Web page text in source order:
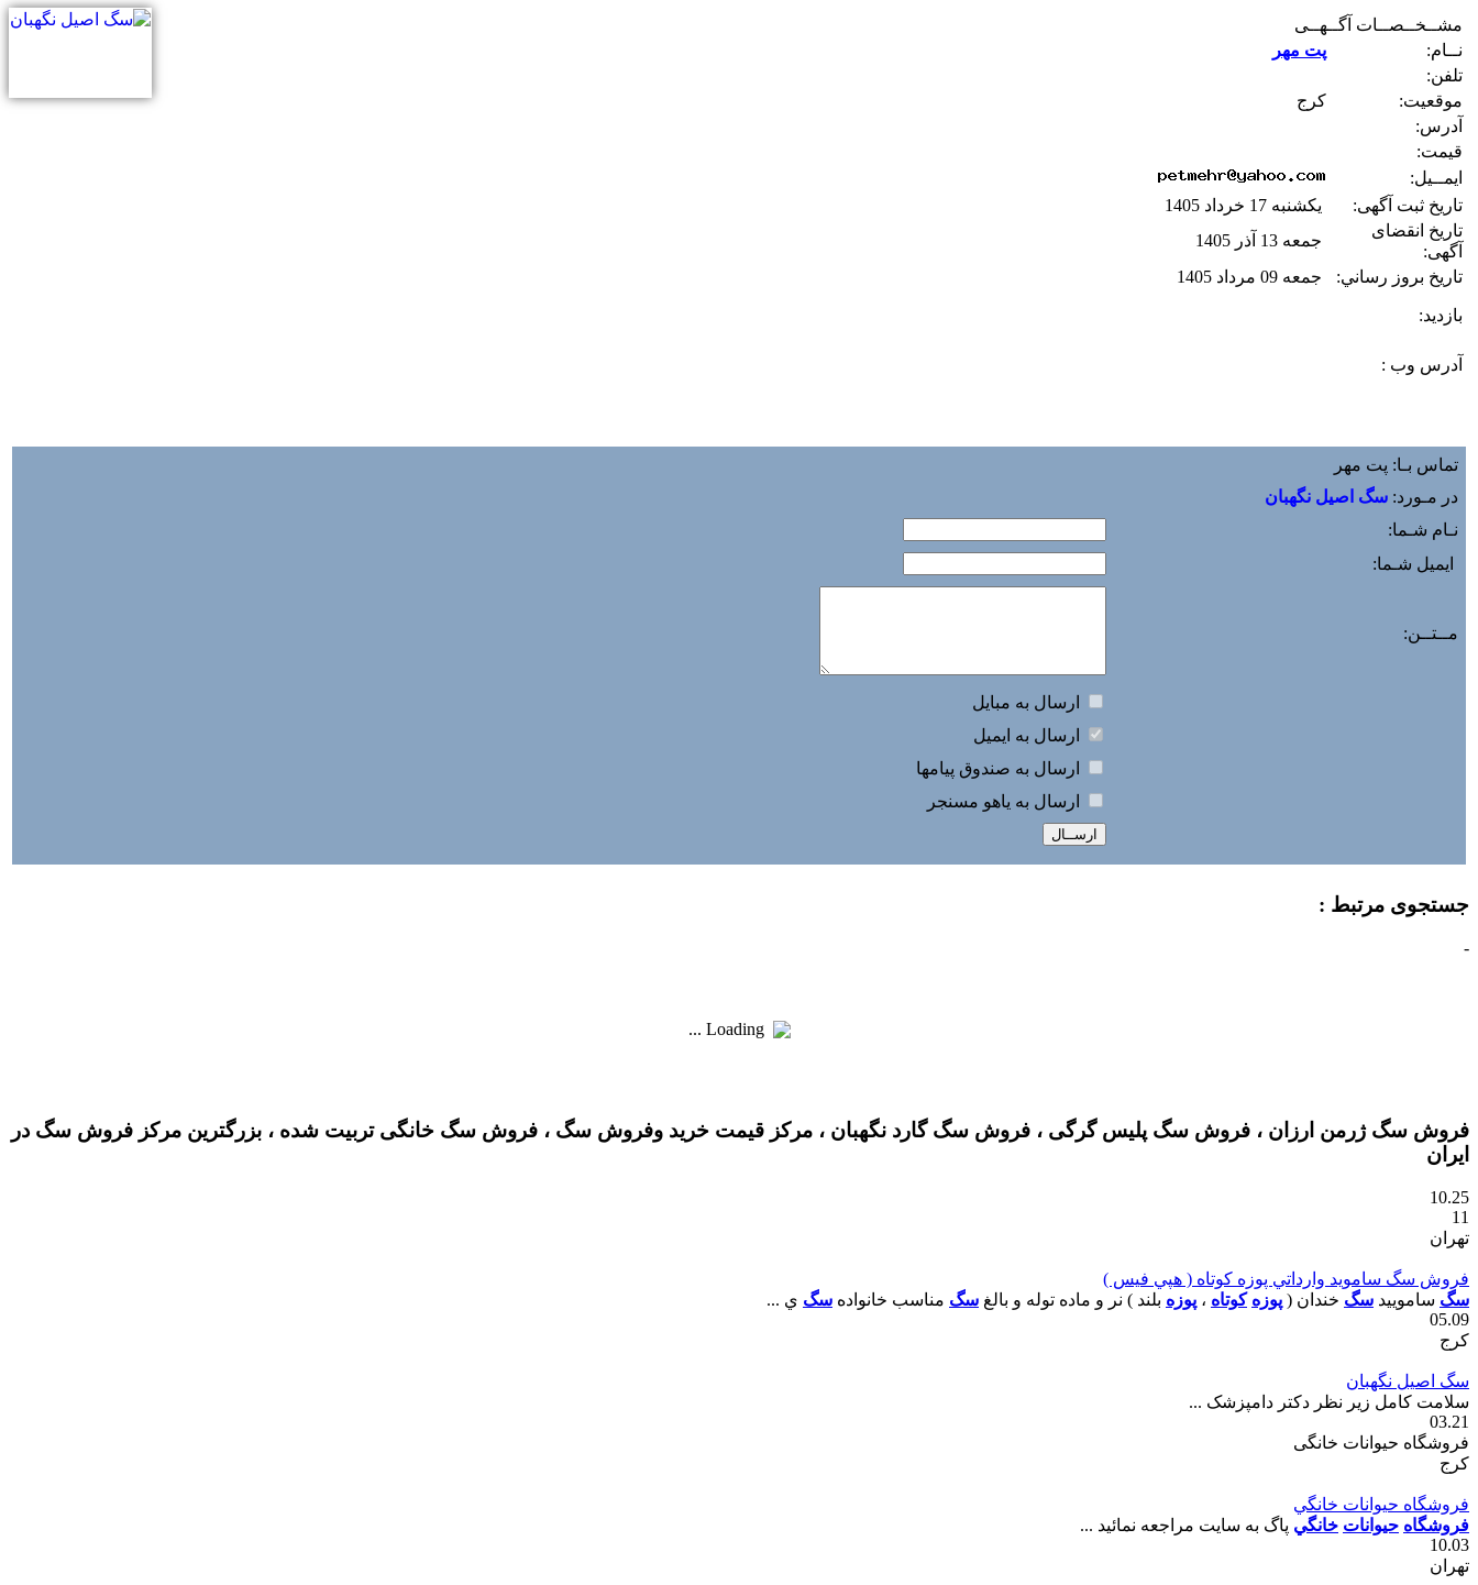
مشــخــصــات آگــهــی
نــام:
پت مهر
تلفن:
موقعیت:
کرج
آدرس:
قیمت:
ایمــیل:
تاریخ ثبت آگهی:
یکشنبه 17 خرداد 1405
تاریخ انقضای
آگهی:
جمعه 13 آذر 1405
تاريخ بروز رساني:
جمعه 09 مرداد 1405
بازديد:
آدرس وب :‌
تماس بـا: پت مهر
در مـورد: سگ اصيل نگهبان
نـام شـما:
ایمیل شـما:
مــتــن:
ارسال به مبايل
ارسال به ايميل
ارسال به صندوق پيامها
ارسال به ياهو مسنجر
جستجوی مرتبط :
-
Loading ...
فروش سگ ژرمن ارزان ، فروش سگ پلیس گرگی ، فروش سگ گارد نگهبان ، مرکز قیمت خرید وفروش سگ ، فروش سگ خانگی تربیت شده ، بزرگترین مرکز فروش سگ در
ایران
10.25
11
تهران
فروش سگ سامويد وارداتي پوزه کوتاه ( هپي فيس )
سگ ساموييد سگ خندان ( پوزه کوتاه ، پوزه بلند ) نر و ماده توله و بالغ سگ مناسب خانواده سگ ي ...
05.09
کرج
سگ اصيل نگهبان
سلامت کامل زير نظر دکتر دامپزشک ...
03.21
فروشگاه حیوانات خانگی
کرج
فروشگاه حيوانات خانگي
فروشگاه حيوانات خانگي پاگ به سايت مراجعه نمائيد ...
10.03
تهران